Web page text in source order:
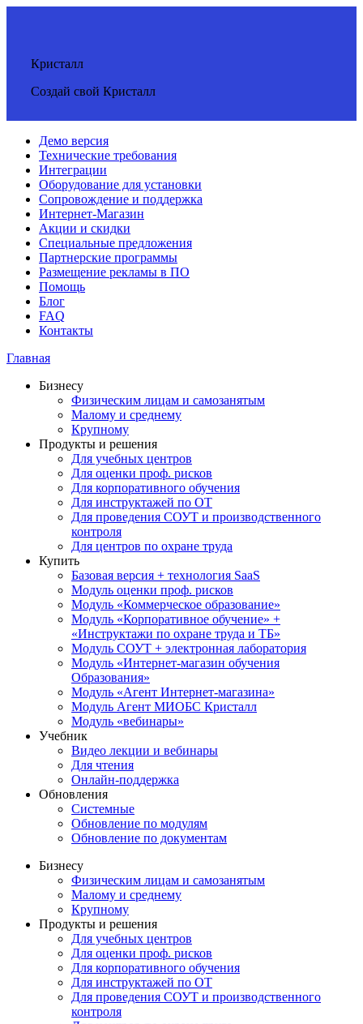
Кристалл
Создай свой Кристалл
Демо версия
Технические требования
Интеграции
Оборудование для установки
Сопровождение и поддержка
Интернет-Магазин
Акции и скидки
Специальные предложения
Партнерские программы
Размещение рекламы в ПО
Помощь
Блог
FAQ
Контакты
Главная
Бизнесу
Физическим лицам и самозанятым
Малому и среднему
Крупному
Продукты и решения
Для учебных центров
Для оценки проф. рисков
Для корпоративного обучения
Для инструктажей по ОТ
Для проведения СОУТ и производственного
контроля
Для центров по охране труда
Купить
Базовая версия + технология SaaS
Модуль оценки проф. рисков
Модуль «Коммерческое образование»
Модуль «Корпоративное обучение» +
«Инструктажи по охране труда и ТБ»
Модуль СОУТ + электронная лаборатория
Модуль «Интернет-магазин обучения
Образования»
Модуль «Агент Интернет-магазина»
Модуль Агент МИОБС Кристалл
Модуль «вебинары»
Учебник
Видео лекции и вебинары
Для чтения
Онлайн-поддержка
Обновления
Системные
Обновление по модулям
Обновление по документам
Бизнесу
Физическим лицам и самозанятым
Малому и среднему
Крупному
Продукты и решения
Для учебных центров
Для оценки проф. рисков
Для корпоративного обучения
Для инструктажей по ОТ
Для проведения СОУТ и производственного
контроля